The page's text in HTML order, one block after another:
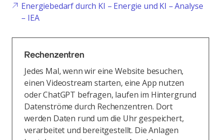
Energiebedarf durch KI – Energie und KI – Analyse
– IEA
Rechenzentren
Jedes Mal, wenn wir eine Website besuchen,
einen Videostream starten, eine App nutzen
oder ChatGPT befragen, laufen im Hintergrund
Datenströme durch Rechenzentren. Dort
werden Daten rund um die Uhr gespeichert,
verarbeitet und bereitgestellt. Die Anlagen